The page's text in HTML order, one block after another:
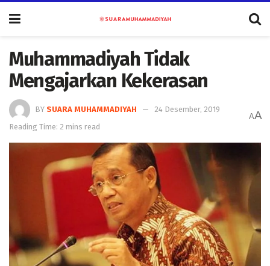
Muhammadiyah Tidak
Mengajarkan Kekerasan
BY SUARA MUHAMMADIYAH
24 Desember, 2019
Reading Time: 2 mins read
AA